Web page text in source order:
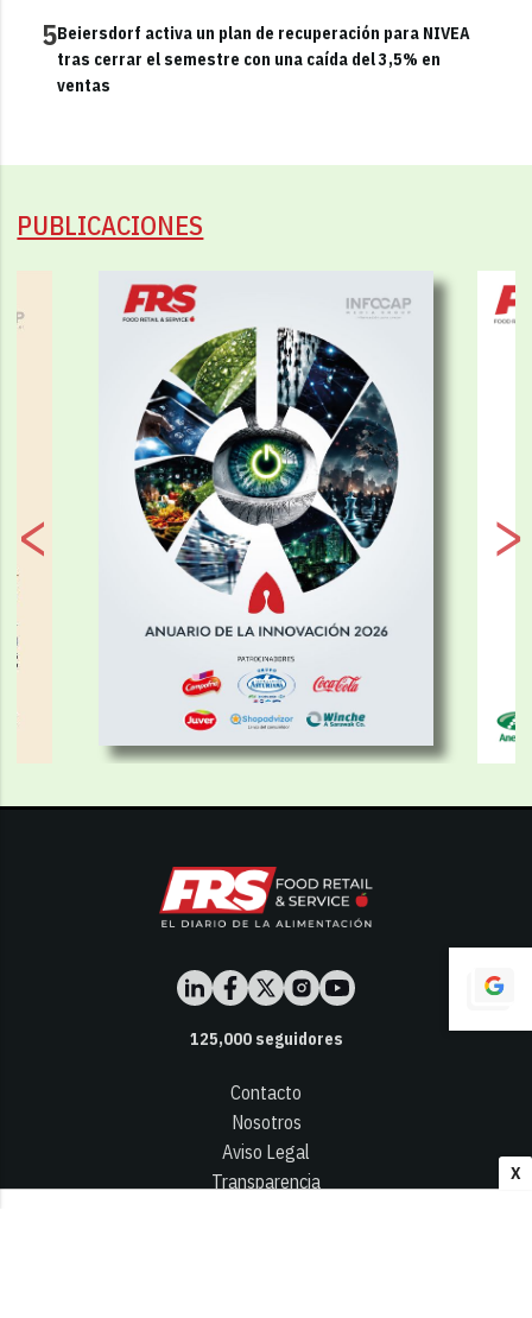
X
5Beiersdorf activa un plan de recuperación para NIVEA
tras cerrar el semestre con una caída del 3,5% en
ventas
PUBLICACIONES
125,000seguidores
Contacto
Nosotros
Aviso Legal
Transparencia